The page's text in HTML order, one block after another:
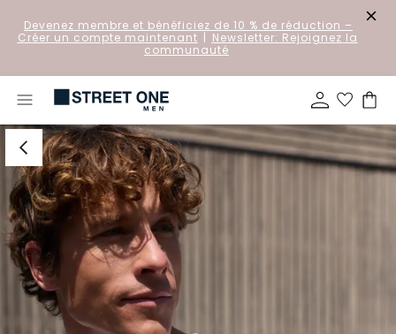
Devenez membre et bénéficiez de 10 % de réduction –
Créer un compte maintenant | Newsletter: Rejoignez la
communauté